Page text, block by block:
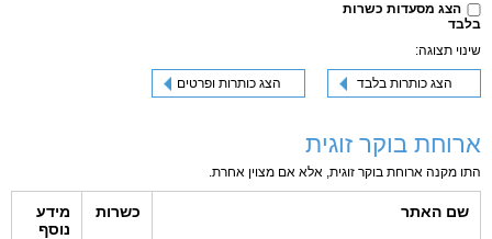
הצג מסעדות כשרות
בלבד
שינוי תצוגה:
הצג כותרות בלבד הצג כותרות ופרטים
ארוחת בוקר זוגית
התו מקנה ארוחת בוקר זוגית, אלא אם מצוין אחרת.
שם האתר כשרות
מידע
נוסף